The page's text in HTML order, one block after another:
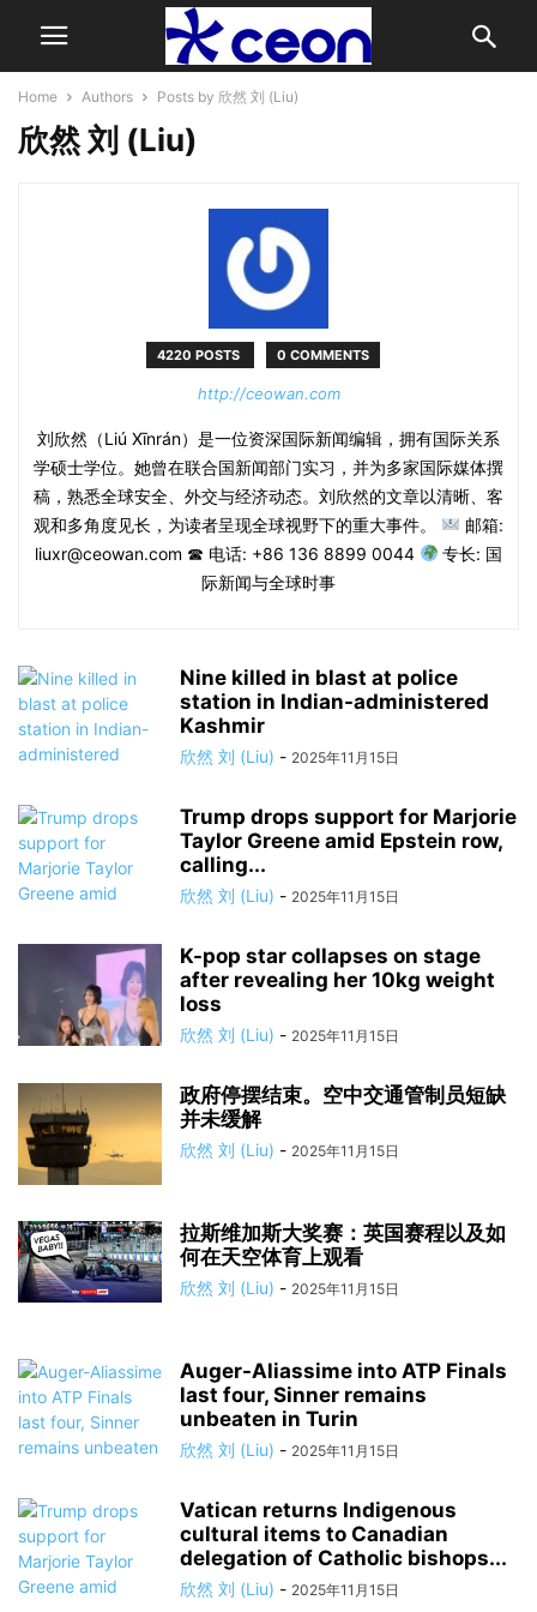
Home Authors Posts by 欣然 刘 (Liu)
欣然 刘 (Liu)
4220 POSTS 0 COMMENTS
http://ceowan.com
刘欣然（Liú Xīnrán）是一位资深国际新闻编辑，拥有国际关系
学硕士学位。她曾在联合国新闻部门实习，并为多家国际媒体撰
稿，熟悉全球安全、外交与经济动态。刘欣然的文章以清晰、客
观和多角度见长，为读者呈现全球视野下的重大事件。
邮箱:
liuxr@ceowan.com ☎ 电话: +86 136 8899 0044
专长: 国
际新闻与全球时事
Nine killed in blast at police
station in Indian-administered
Kashmir
欣然 刘 (Liu) - 2025年11月15日
Trump drops support for Marjorie
Taylor Greene amid Epstein row,
calling...
欣然 刘 (Liu) - 2025年11月15日
K-pop star collapses on stage
after revealing her 10kg weight
loss
欣然 刘 (Liu) - 2025年11月15日
政府停摆结束。空中交通管制员短缺
并未缓解
欣然 刘 (Liu) - 2025年11月15日
拉斯维加斯大奖赛：英国赛程以及如
何在天空体育上观看
欣然 刘 (Liu) - 2025年11月15日
Auger-Aliassime into ATP Finals
last four, Sinner remains
unbeaten in Turin
欣然 刘 (Liu) - 2025年11月15日
Vatican returns Indigenous
cultural items to Canadian
delegation of Catholic bishops...
欣然 刘 (Liu) - 2025年11月15日